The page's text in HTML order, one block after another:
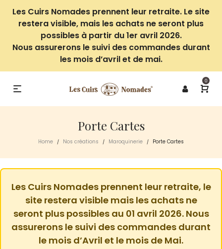
Les Cuirs Nomades prennent leur retraite. Le site
restera visible, mais les achats ne seront plus
possibles à partir du 1er avril 2026.
Nous assurerons le suivi des commandes durant
les mois d’avril et de mai.
0
Porte Cartes
Home / Nos créations / Maroquinerie / Porte Cartes
Les Cuirs Nomades prennent leur retraite, le
site restera visible mais les achats ne
seront plus possibles au 01 avril 2026. Nous
assurerons le suivi des commandes durant
le mois d’Avril et le mois de Mai.